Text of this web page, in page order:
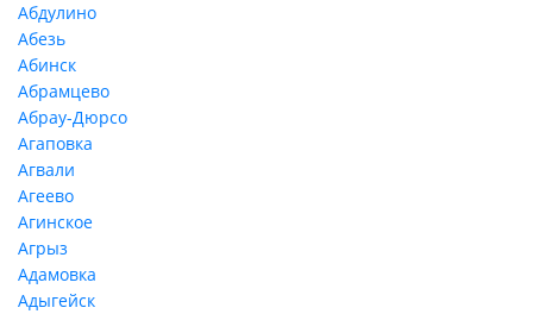
Абдулино
Абезь
Абинск
Абрамцево
Абрау-Дюрсо
Агаповка
Агвали
Агеево
Агинское
Агрыз
Адамовка
Адыгейск